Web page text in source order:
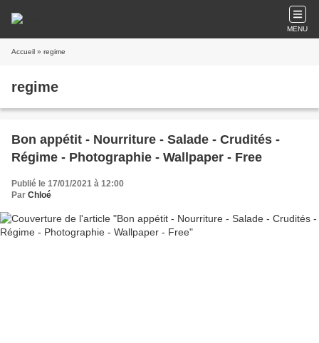
MENU
Accueil » regime
regime
Bon appétit - Nourriture - Salade - Crudités -
Régime - Photographie - Wallpaper - Free
Publié le 17/01/2021 à 12:00
Par Chloé